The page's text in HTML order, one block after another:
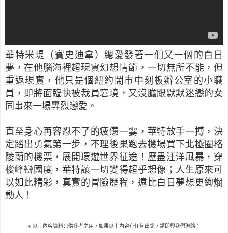
華特米堤（賓史迪拿）總愛發著一個又一個的白日
夢，在他腦海裡超現實幻想情節，一切無所不能，但
重返現實，他只是個紐約鬧市中刻板辦公室的小職
員，即將面臨快被裁員窘境，又沒膽跟默默迷戀的女
同事來一場轟烈戀愛。
直至身心再容忍不了的疲憊一霎，華特放手一搏，決
定踏出勇氣第一步，不理後果跑去機場買下北極圈格
陵蘭的機票，展開環遊世界征途！歷盡汪洋風暴，穿
梭峰巒國度，華特讓一切變得超乎想像；人生原來可
以如此精彩，真實的冒險歷程，遠比白日夢想更絢爛
動人！
※ 以上內容資料只供參考之用，如果以上內容有任何出錯，請即與我們聯絡；